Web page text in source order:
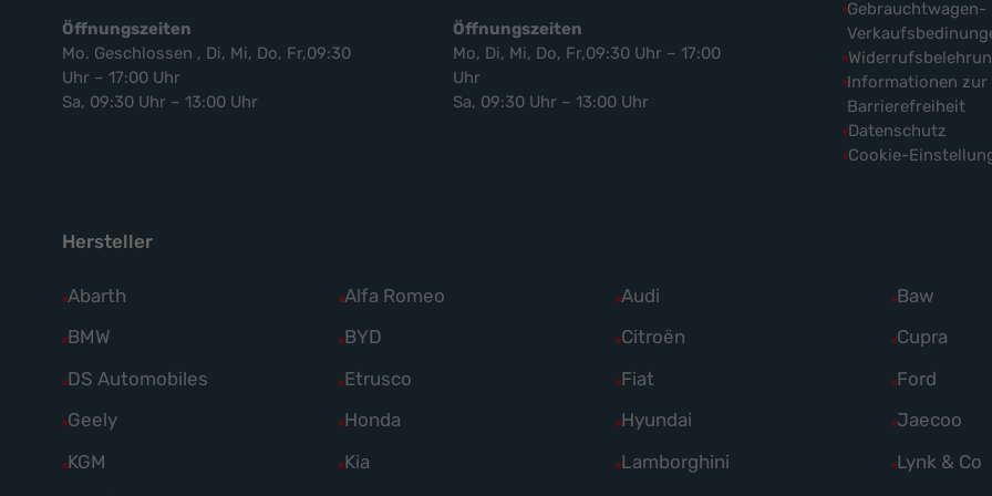
Öffnungszeiten
Mo. Geschlossen , Di, Mi, Do, Fr,09:30
Uhr – 17:00 Uhr
Sa, 09:30 Uhr – 13:00 Uhr
Öffnungszeiten
Mo, Di, Mi, Do, Fr,09:30 Uhr – 17:00
Uhr
Sa, 09:30 Uhr – 13:00 Uhr
Gebrauchtwagen-
Informationen zur
Barrierefreiheit
Datenschutz
Cookie-
Hersteller
Abarth
Alle
Fahrzeuge
Abarth
anzeigen
Alfa Romeo
Alle
Fahrzeuge
Alfa
Romeo
anzeigen
Audi
Alle
Fahrzeuge
Audi
anzeigen
Baw
Alle
Fahrzeuge
Baw
anzeigen
BMW
Alle
Fahrzeuge
BMW
anzeigen
BYD
Alle
Fahrzeuge
BYD
anzeigen
Citroën
Alle
Fahrzeuge
Citroën
anzeigen
Cupra
Alle
Fahrzeuge
Cupra
anzeigen
DS Automobiles
Alle
Fahrzeuge
DS
Etrusco
Alle
Fahrzeuge
Etrusco
Fiat
Alle
Fahrzeuge
Fiat
Ford
Alle
Fahrzeuge
Ford
Geely
Alle
Fahrzeuge
Honda
Alle
Fahrzeuge
Hyundai
Alle
Fahrzeuge
Jaecoo
Alle
Fahrzeuge
KGM
Alle
Kia
Alle
Lamborghini
Alle
Lynk & Co
Alle